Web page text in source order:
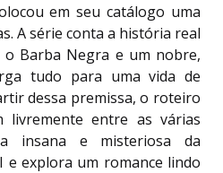
em seu catálogo uma
A série conta a história real
Barba Negra e um nobre,
tudo para uma vida de
dessa premissa, o roteiro
livremente entre as várias
insana e misteriosa da
e explora um romance lindo